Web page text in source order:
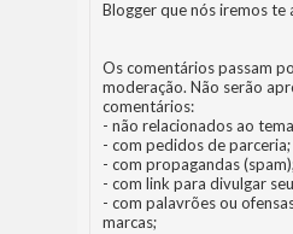
Bloggerque nós iremos te
Os comentários passam
moderação. Não serão
comentários:
- não relacionados ao
- com pedidos de parceria;
- com propagandas
- com link para divulgar
- com palavrões ou
marcas;